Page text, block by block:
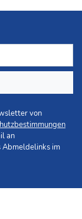
von
an
Abmeldelinks im